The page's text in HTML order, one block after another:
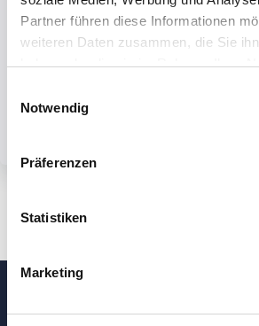
Partner führen diese Informationen
weiteren Daten zusammen, die Sie
haben oder die sie im Rahmen Ihrer
Notwendig
Präferenzen
Statistiken
Marketing
By submiting the form, you
privacy policy.